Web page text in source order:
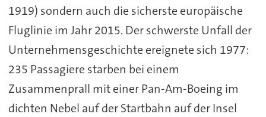
1919) sondern auch die sicherste europäische
Fluglinie im Jahr 2015. Der schwerste Unfall der
Unternehmensgeschichte ereignete sich 1977:
235 Passagiere starben bei einem
Zusammenprall mit einer Pan-Am-Boeing im
dichten Nebel auf der Startbahn auf der Insel